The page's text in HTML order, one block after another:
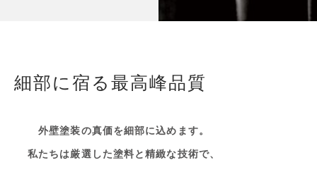
細部に宿る最高峰品質
外壁塗装の真価を細部に込めます。
私たちは厳選した塗料と精緻な技術で、